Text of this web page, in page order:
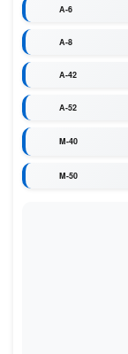
A-6
A-8
A-42
A-52
M-40
M-50